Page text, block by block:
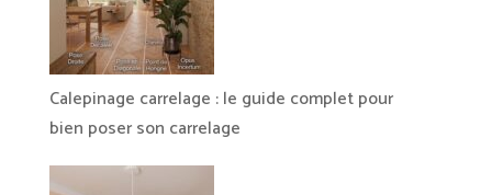
Calepinage carrelage : le guide complet pour
bien poser son carrelage